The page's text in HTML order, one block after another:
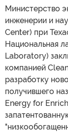
Министерство
инженерии и
Center) при
Национальная
Laboratory)
компанией
разработку
получившего
Energy for